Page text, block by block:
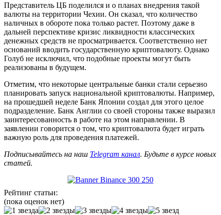
Представитель ЦБ поделился и о планах внедрения такой
валюты на территории Чехии. Он сказал, что количество
наличных в обороте пока только растет. Поэтому даже в
дальней перспективе кризис ликвидности классических
денежных средств не просматривается. Соответственно нет
оснований вводить государственную криптовалюту. Однако
Голуб не исключил, что подобные проекты могут быть
реализованы в будущем.
Отметим, что некоторые центральные банки стали серьезно
планировать запуск национальной криптовалюты. Например,
на прошедшей неделе Банк Японии создал для этого целое
подразделение. Банк Англии со своей стороны также выразил
заинтересованность в работе на этом направлении. В
заявлении говорится о том, что криптовалюта будет играть
важную роль для проведения платежей.
Подписывайтесь на наш Telegram канал. Будьте в курсе новых
статей.
Рейтинг статьи:
(пока оценок нет)